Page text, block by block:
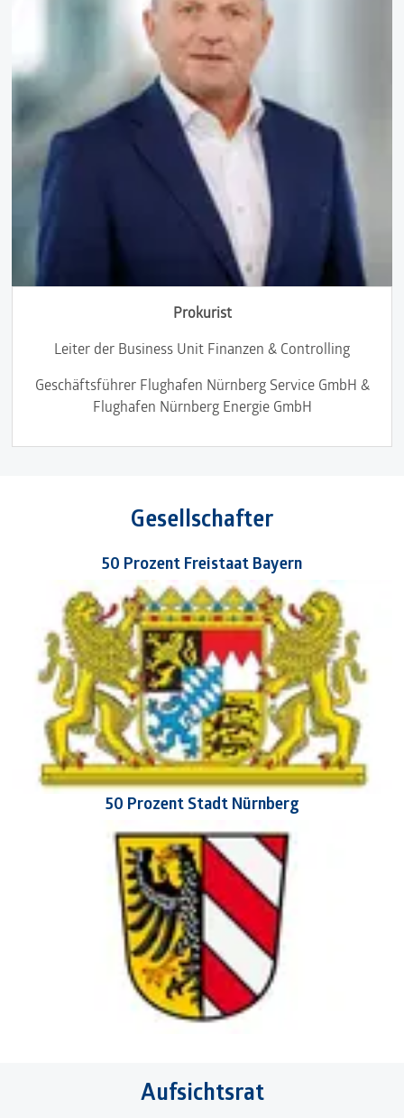
Prokurist
Leiter der Business Unit Finanzen & Controlling
Geschäftsführer Flughafen Nürnberg Service GmbH &
Flughafen Nürnberg Energie GmbH
Gesellschafter
50 Prozent Freistaat Bayern
50 Prozent Stadt Nürnberg
Aufsichtsrat